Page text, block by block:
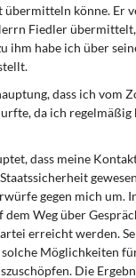
könne. Er
Fiedler
ihm habe ich über
dass ich vom
da ich
dass meine
gegen mich um.
dem Weg über
erreicht werden.
Möglichkeiten
Die